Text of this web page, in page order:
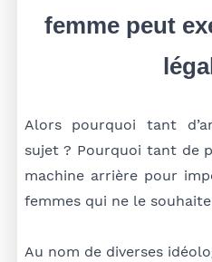
femme peut
Alors pourquoi tant
sujet ? Pourquoi tant de
machine arrière pour
femmes qui ne le
Au nom de diverses